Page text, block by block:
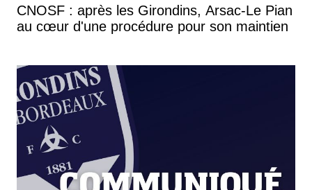
CNOSF : après les Girondins, Arsac-Le Pian
au cœur d'une procédure pour son maintien